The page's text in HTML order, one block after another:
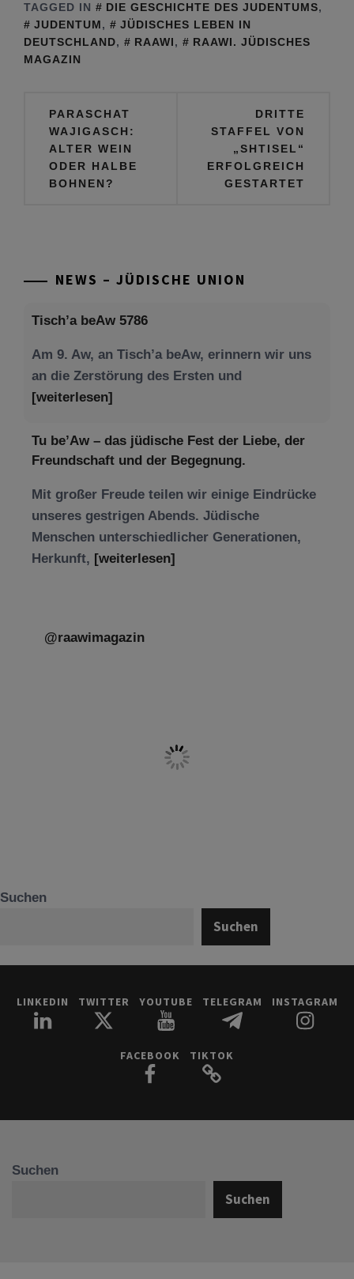
TAGGED IN
DIE GESCHICHTE DES JUDENTUMS,
JUDENTUM,
JÜDISCHES LEBEN IN
DEUTSCHLAND, RAAWI,
RAAWI. JÜDISCHES
MAGAZIN
Beitragsnavigation
PARASCHAT
WAJIGASCH:
ALTER WEIN
ODER HALBE
BOHNEN?
DRITTE
STAFFEL VON
„SHTISEL“
ERFOLGREICH
GESTARTET
NEWS – JÜDISCHE UNION
Tisch’a beAw 5786
Am 9. Aw, an Tisch’a beAw, erinnern wir uns
an die Zerstörung des Ersten und
[weiterlesen]
Tu be’Aw – das jüdische Fest der Liebe, der
Freundschaft und der Begegnung.
Mit großer Freude teilen wir einige Eindrücke
unseres gestrigen Abends. Jüdische
Menschen unterschiedlicher Generationen,
Herkunft, [weiterlesen]
@raawimagazin
Suchen
Suchen
LINKEDIN TWITTER YOUTUBE TELEGRAM INSTAGRAM
FACEBOOK TIKTOK
Suchen
Suchen